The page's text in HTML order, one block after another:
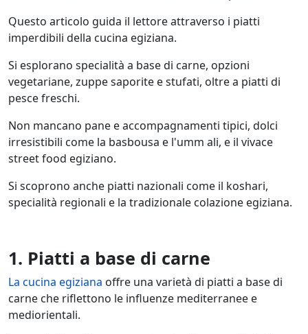
Questo articolo guida il lettore attraverso i piatti
imperdibili della cucina egiziana.
Si esplorano specialità a base di carne, opzioni
vegetariane, zuppe saporite e stufati, oltre a piatti di
pesce freschi.
Non mancano pane e accompagnamenti tipici, dolci
irresistibili come la basbousa e l'umm ali, e il vivace
street food egiziano.
Si scoprono anche piatti nazionali come il koshari,
specialità regionali e la tradizionale colazione egiziana.
1. Piatti a base di carne
La cucina egiziana offre una varietà di piatti a base di
carne che riflettono le influenze mediterranee e
mediorientali.